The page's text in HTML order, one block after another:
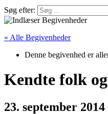
Søg efter:
« Alle Begivenheder
Denne begivenhed er
Kendte folk
23. september 2014